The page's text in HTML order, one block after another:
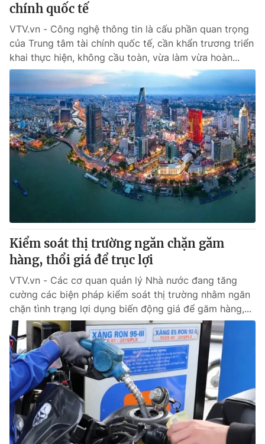
chính quốc tế
VTV.vn - Công nghệ thông tin là cấu phần quan trọng
của Trung tâm tài chính quốc tế, cần khẩn trương triển
khai thực hiện, không cầu toàn, vừa làm vừa hoàn...
Kiểm soát thị trường ngăn chặn găm
hàng, thổi giá để trục lợi
VTV.vn - Các cơ quan quản lý Nhà nước đang tăng
cường các biện pháp kiểm soát thị trường nhằm ngăn
chặn tình trạng lợi dụng biến động giá để găm hàng,...